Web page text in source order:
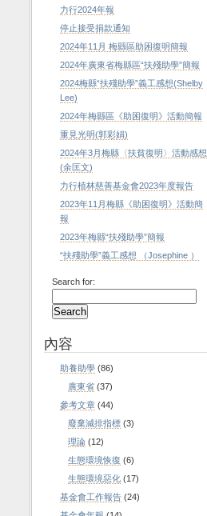
力行2024年報
停止接受捐款通知
2024年11月 梅縣區助困復明簡報
2024年廣東省梅縣區“扶殘助學”簡報
2024梅縣“扶殘助學”義工感想(Shelby
Lee)
2024年梅縣區《助困復明》活動簡報
重見光明(郭彩娟)
2024年3月梅縣〈扶貧復明〉活動感想
(余匡文)
力行植林慈善基金會2023年度報告
2023年11月梅縣《助困復明》活動簡
報
2023年梅縣“扶殘助學”簡報
“扶殘助學”義工感想 （Josephine ）
Search for:
內容
助養助學 (86)
廣東省 (37)
參考文章 (44)
廢棄減排指標 (3)
理論 (12)
生態環境恢復 (6)
生態環境惡化 (17)
基金會工作報告 (24)